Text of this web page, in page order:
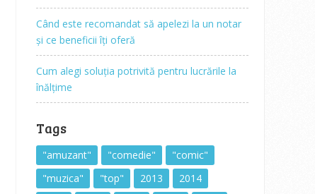
Când este recomandat să apelezi la un notar
și ce beneficii îți oferă
Cum alegi soluția potrivită pentru lucrările la
înălțime
Tags
"amuzant" "comedie"
"comic"
"muzica"
"top" 2013
2014